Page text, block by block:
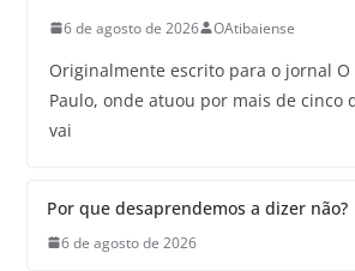
6 de agosto de 2026 OAtibaiense
Originalmente escrito para o jornal O
Paulo, onde atuou por mais de cinco
vai
Por que desaprendemos a dizer não?
6 de agosto de 2026